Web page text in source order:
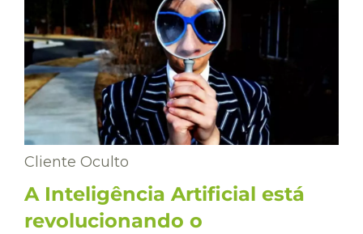
Cliente Oculto
A Inteligência Artificial está
revolucionando o